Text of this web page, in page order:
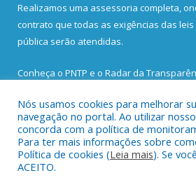
Realizamos uma assessoria completa,
contrato que todas as exigências das leis
pública serão atendidas.
Conheça o PNTP e o Radar da
Todos os direitos reservados a
Bárbara do Pará.
Nós usamos cookies para melhorar
navegação no portal. Ao utilizar
concorda com a política de
Para ter mais informações sobre
Política de cookies (Leia mais). Se
ACEITO.